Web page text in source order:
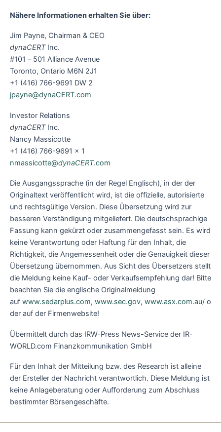
Nähere Informationen erhalten Sie über:
Jim Payne, Chairman & CEO
dynaCERT Inc.
#101 – 501 Alliance Avenue
Toronto, Ontario M6N 2J1
+1 (416) 766-9691 DW 2
jpayne@dynaCERT.com
Investor Relations
dynaCERT Inc.
Nancy Massicotte
+1 (416) 766-9691 x 1
nmassicotte@dynaCERT.com
Die Ausgangssprache (in der Regel Englisch), in der der
Originaltext veröffentlicht wird, ist die offizielle, autorisierte
und rechtsgültige Version. Diese Übersetzung wird zur
besseren Verständigung mitgeliefert. Die deutschsprachige
Fassung kann gekürzt oder zusammengefasst sein. Es wird
keine Verantwortung oder Haftung für den Inhalt, die
Richtigkeit, die Angemessenheit oder die Genauigkeit dieser
Übersetzung übernommen. Aus Sicht des Übersetzers stellt
die Meldung keine Kauf- oder Verkaufsempfehlung dar! Bitte
beachten Sie die englische Originalmeldung
auf www.sedarplus.com, www.sec.gov, www.asx.com.au/ o
der auf der Firmenwebsite!
Übermittelt durch das IRW-Press News-Service der IR-
WORLD.com Finanzkommunikation GmbH
Für den Inhalt der Mitteilung bzw. des Research ist alleine
der Ersteller der Nachricht verantwortlich. Diese Meldung ist
keine Anlageberatung oder Aufforderung zum Abschluss
bestimmter Börsengeschäfte.